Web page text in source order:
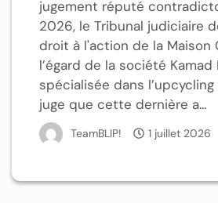
jugement réputé
2026, le Tribunal judiciaire
droit à l'action de la Maison
l’égard de la société Kamad
spécialisée dans
juge que cette dernière a...
TeamBLIP! 1 juillet 2026